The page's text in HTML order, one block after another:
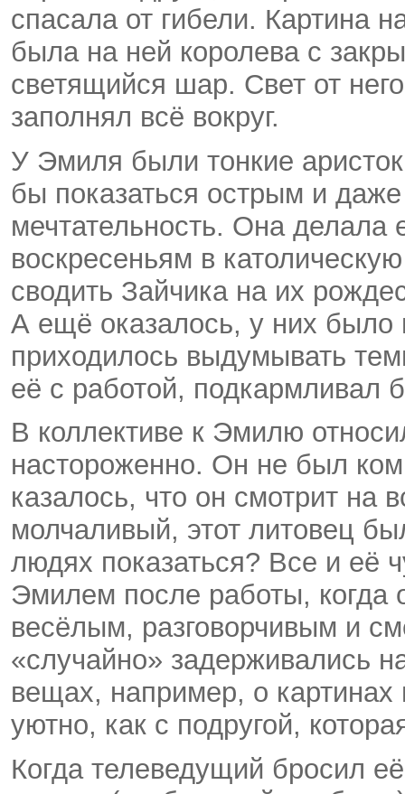
спасала от гибели. Картина
была на ней королева с
светящийся шар. Свет от
заполнял всё вокруг.
У Эмиля были тонкие
бы показаться острым и
мечтательность. Она
воскресеньям в
сводить Зайчика на их
А ещё оказалось, у них было
приходилось выдумывать
её с работой, подкармливал
В коллективе к Эмилю
настороженно. Он не был
казалось, что он смотрит на
молчаливый, этот литовец
людях показаться? Все и её
Эмилем после работы, когда
весёлым, разговорчивым и
«случайно» задерживались
вещах, например, о
уютно, как с подругой,
Когда телеведущий бросил